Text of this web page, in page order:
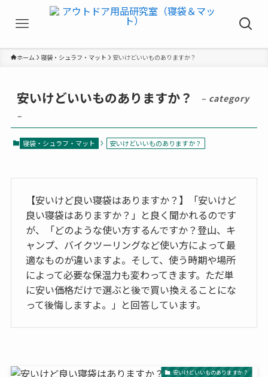
ホーム 寝袋・シュラフ・マット 安いけどいいものありますか？
安いけどいいものありますか？
– category
–
寝袋・シュラフ・マット 安いけどいいものありますか？
【安いけど良い寝袋はありますか？】「安いけど
良い寝袋はありますか？」と良く聞かれるのです
が、「どのような使い方するんですか？登山、キ
ャンプ、バイクツーリングなど使い方によって最
適なものが違いますよ。そして、使う時期や場所
によって必要な保温力も変わってきます。ただ単
に安い価格だけで選ぶと後で買い換えることにな
って後悔しますよ。」と回答しています。
安いけどいいものありますか？